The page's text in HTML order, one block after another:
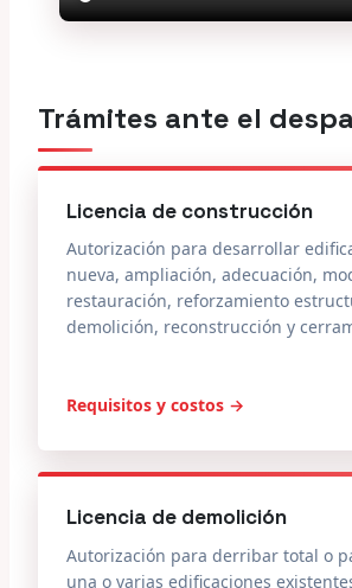
Trámites ante el
Licencia de construcción
Autorización para desarrollar
nueva, ampliación, adecuación,
restauración, reforzamiento
demolición, reconstrucción y
Requisitos y costos →
Licencia de demolición
Autorización para derribar total o
una o varias edificaciones